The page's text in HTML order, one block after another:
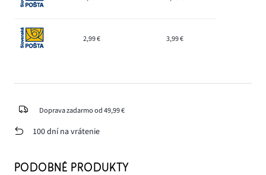
2,99 € 3,99 €
Doprava zadarmo od 49,99 €
100 dní na vrátenie
PODOBNÉ PRODUKTY